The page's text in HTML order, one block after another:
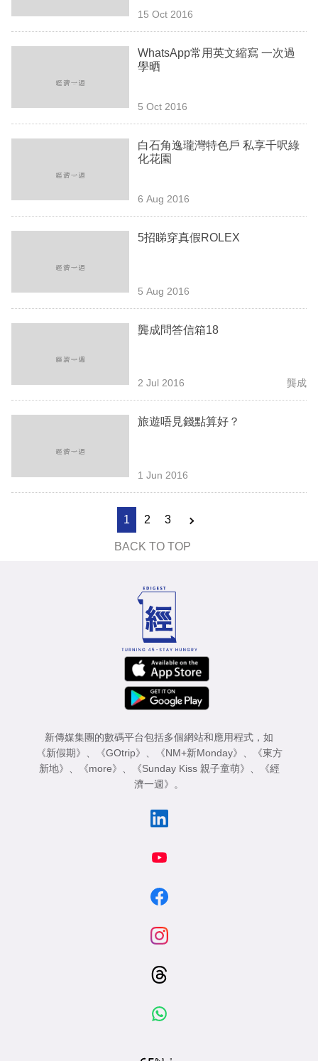
欄
區
15 Oct 2016
WhatsApp常用英文縮寫 一次過
學晒
5 Oct 2016
白石角逸瓏灣特色戶 私享千呎綠
化花園
6 Aug 2016
5招睇穿真假ROLEX
5 Aug 2016
龔成問答信箱18
2 Jul 2016 龔成
旅遊唔見錢點算好？
1 Jun 2016
1 2 3
BACK TO TOP
新傳媒集團的數碼平台包括多個網站和應用程式，如
《新假期》 、 《GOtrip》 、 《NM+新Monday》 、
《東方
新地》 、 《more》 、 《Sunday Kiss 親子童萌》 、
《經
濟一週》 。